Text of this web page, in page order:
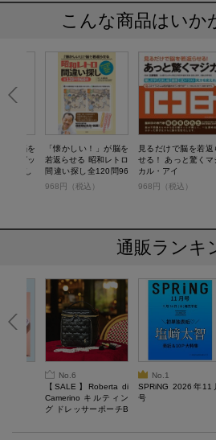
こんな商品はいか
が脳を
リンピッ
い探し
「懐かしい！」が脳を
若返らせる 昭和レトロ
間違い探し全120問96
0個
968円（税込）
見るだけで脳を若返
せる！ あっと驚くマ
カル・アイ
968円（税込）
通販ランキ
No.6
【SALE】Roberta di
Camerino キルティン
グ ドレッサーポーチB
No.1
SPRiNG 2026年11
号